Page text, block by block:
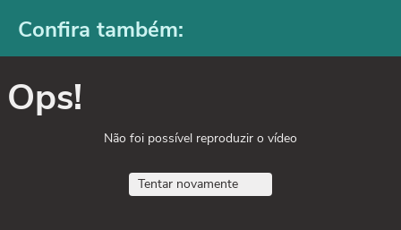
Confira também:
Ops!
Não foi possível reproduzir o vídeo
Tentar novamente